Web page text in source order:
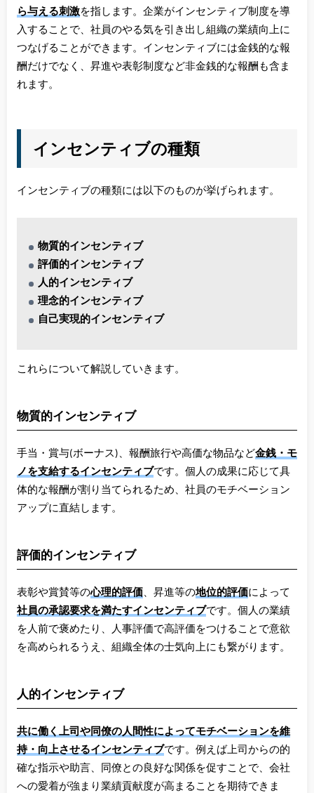
ら与える刺激を指します。企業がインセンティブ制度を導
入することで、社員のやる気を引き出し組織の業績向上に
つなげることができます。インセンティブには金銭的な報
酬だけでなく、昇進や表彰制度など非金銭的な報酬も含ま
れます。
インセンティブの種類
インセンティブの種類には以下のものが挙げられます。
物質的インセンティブ
評価的インセンティブ
人的インセンティブ
理念的インセンティブ
自己実現的インセンティブ
これらについて解説していきます。
物質的インセンティブ
手当・賞与(ボーナス)、報酬旅行や高価な物品など金銭・モ
ノを支給するインセンティブです。個人の成果に応じて具
体的な報酬が割り当てられるため、社員のモチベーション
アップに直結します。
評価的インセンティブ
表彰や賞賛等の心理的評価、昇進等の地位的評価によって
社員の承認要求を満たすインセンティブです。個人の業績
を人前で褒めたり、人事評価で高評価をつけることで意欲
を高められるうえ、組織全体の士気向上にも繋がります。
人的インセンティブ
共に働く上司や同僚の人間性によってモチベーションを維
持・向上させるインセンティブです。例えば上司からの的
確な指示や助言、同僚との良好な関係を促すことで、会社
への愛着が強まり業績貢献度が高まることを期待できま